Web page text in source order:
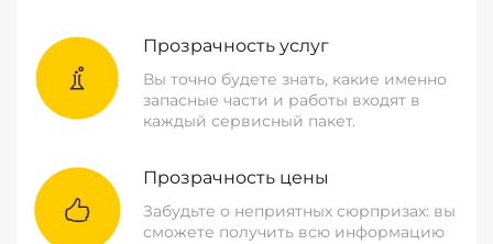
Прозрачность услуг
Вы точно будете знать, какие именно
запасные части и работы входят в
каждый сервисный пакет.
Прозрачность цены
Забудьте о неприятных сюрпризах: вы
сможете получить всю информацию